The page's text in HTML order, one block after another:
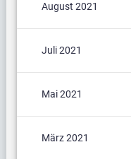
August 2021
Juli 2021
Mai 2021
März 2021